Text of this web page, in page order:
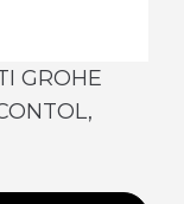
GROHE